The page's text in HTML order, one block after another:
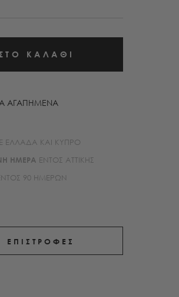
ΑΓΑΠΗΜΕΝΑ
ΕΛΛΑΔΑ ΚΑΙ ΚΥΠΡΟ
ΗΜΕΡΑ ΕΝΤΟΣ ΑΤΤΙΚΗΣ
90 ΗΜΕΡΩΝ
ΕΠΙΣΤΡΟΦΕΣ